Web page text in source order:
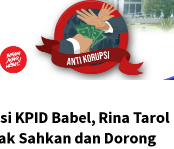
KPID Babel, Rina Tarol
Sahkan dan Dorong